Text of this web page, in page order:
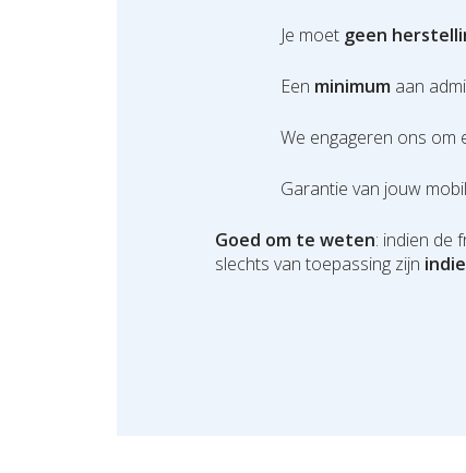
Je moet geen
Een minimum aan
We engageren ons om
Garantie van jouw
Goed om te weten: indien de
slechts van toepassing zijn